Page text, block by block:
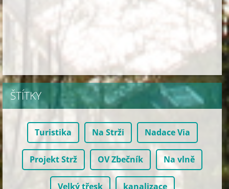
ŠTÍTKY
Turistika Na Strži Nadace Via
Projekt Strž OV Zbečník Na vlně
Velký třesk kanalizace